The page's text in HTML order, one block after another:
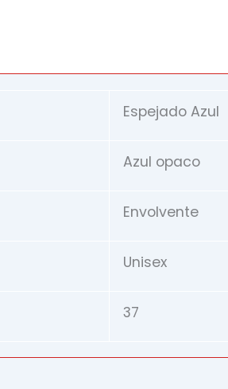
Espejado Azul
Azul opaco
Envolvente
Unisex
37